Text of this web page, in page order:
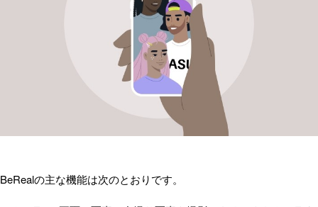
BeRealの主な機能は次のとおりです。